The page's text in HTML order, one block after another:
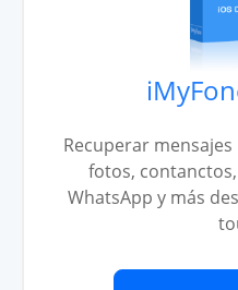
Recuperar
fotos,
WhatsApp y más